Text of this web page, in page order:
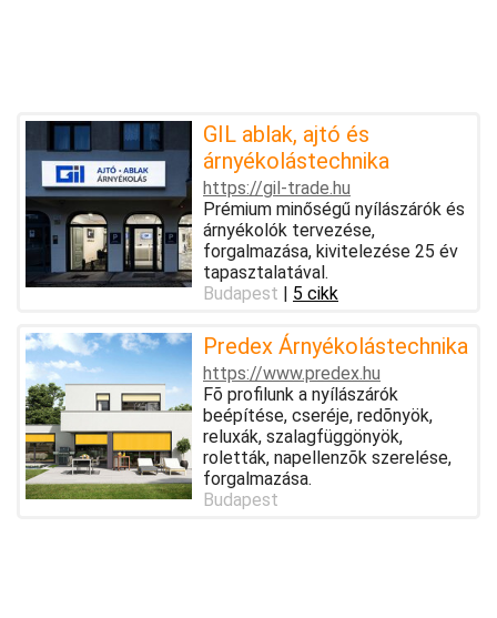
GIL ablak, ajtó és
árnyékolástechnika
https://gil-trade.hu
Prémium minőségű nyílászárók és
árnyékolók tervezése,
forgalmazása, kivitelezése 25 év
tapasztalatával.
Budapest | 5 cikk
Predex Árnyékolástechnika
https://www.predex.hu
Fõ profilunk a nyílászárók
beépítése, cseréje, redõnyök,
reluxák, szalagfüggönyök,
roletták, napellenzõk szerelése,
forgalmazása.
Budapest